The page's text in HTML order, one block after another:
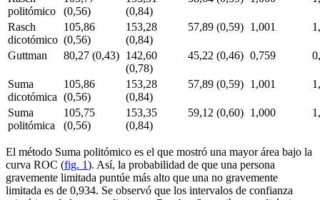
politómico
(0,56)
(0,84)
Rasch
dicotómico
105,86
(0,56)
153,28
(0,84)
57,89 (0,59) 1,001
Guttman 80,27 (0,43) 142,60
(0,78)
45,22 (0,46) 0,759
Suma
dicotómica
105,86
(0,56)
153,28
(0,84)
57,89 (0,59) 1,001
Suma
politómica
105,75
(0,56)
153,35
(0,84)
59,12 (0,60) 1,000
El método Suma politómico es el que mostró una mayor área bajo la
curva ROC (fig. 1). Así, la probabilidad de que una persona
gravemente limitada puntúe más alto que una no gravemente
limitada es de 0,934. Se observó que los intervalos de confianza